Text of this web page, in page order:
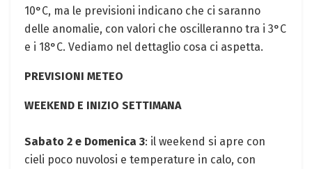
10°C, ma le previsioni indicano che ci saranno
delle anomalie, con valori che oscilleranno tra i 3°C
e i 18°C. Vediamo nel dettaglio cosa ci aspetta.
PREVISIONI METEO
WEEKEND E INIZIO SETTIMANA
Sabato 2 e Domenica 3: il weekend si apre con
cieli poco nuvolosi e temperature in calo, con